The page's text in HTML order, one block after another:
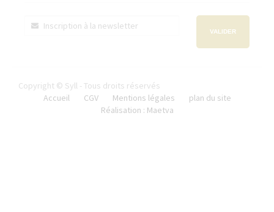
VALIDER
Copyright © Syll - Tous droits réservés
Accueil
CGV Mentions légales
plan du site
Réalisation : Maetva